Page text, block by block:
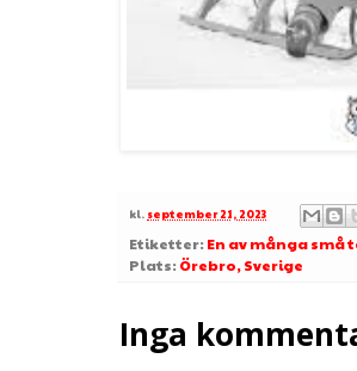
kl. september 21, 2023
Etiketter: En av många små
Plats: Örebro, Sverige
Inga